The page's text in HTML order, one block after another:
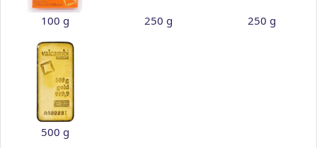
100 g 250 g 250 g
500 g